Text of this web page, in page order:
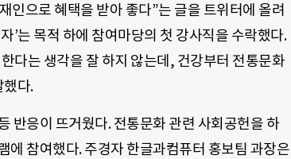
으로 혜택을 받아 좋다”는 글을 트위터에 올려
’는 목적 하에 참여마당의 첫 강사직을 수락했다.
다는 생각을 잘 하지 않는데, 건강부터 전통문화
했다.
반응이 뜨거웠다. 전통문화 관련 사회공헌을 하
에 참여했다. 주경자 한글과컴퓨터 홍보팀 과장은